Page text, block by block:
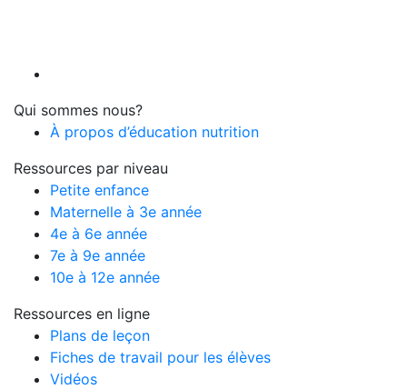
Qui sommes nous?
À propos d’éducation nutrition
Ressources par niveau
Petite enfance
Maternelle à 3e année
4e à 6e année
7e à 9e année
10e à 12e année
Ressources en ligne
Plans de leçon
Fiches de travail pour les élèves
Vidéos